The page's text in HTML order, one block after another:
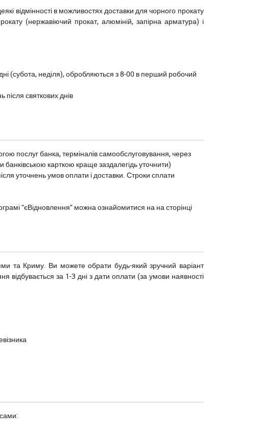
відмінності в можливостях доставки для чорного прокату
(нержавіючий прокат, алюміній, запірна арматура) і
(субота, неділя), обробляються з 8-00 в перший робочий
після святкових днів
послуг банка, терміналів самообслуговування, через
карткою краще заздалегідь уточнити)
уточнень умов оплати і доставки. Строки сплати
“єВідновлення” можна ознайомитися на на сторінці
та Криму. Ви можете обрати будь-який зручний варіант
відбувається за 1-3 дні з дати оплати (за умови наявності